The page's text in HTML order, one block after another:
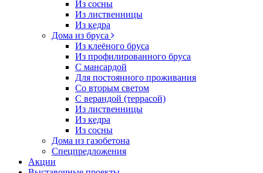
Из сосны
Из лиственницы
Из кедра
Дома из бруса
Из клеёного бруса
Из профилированного бруса
С мансардой
Для постоянного проживания
Со вторым светом
С верандой (террасой)
Из лиственницы
Из кедра
Из сосны
Дома из газобетона
Спецпредложения
Акции